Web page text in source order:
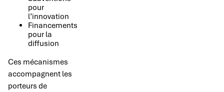
pour
l’innovation
Financements
pour la
diffusion
Ces mécanismes
accompagnent les
porteurs de